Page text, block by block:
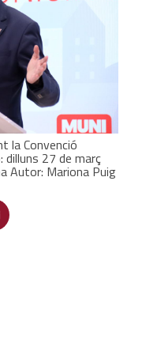
la Convenció
dilluns 27 de març
Autor: Mariona Puig